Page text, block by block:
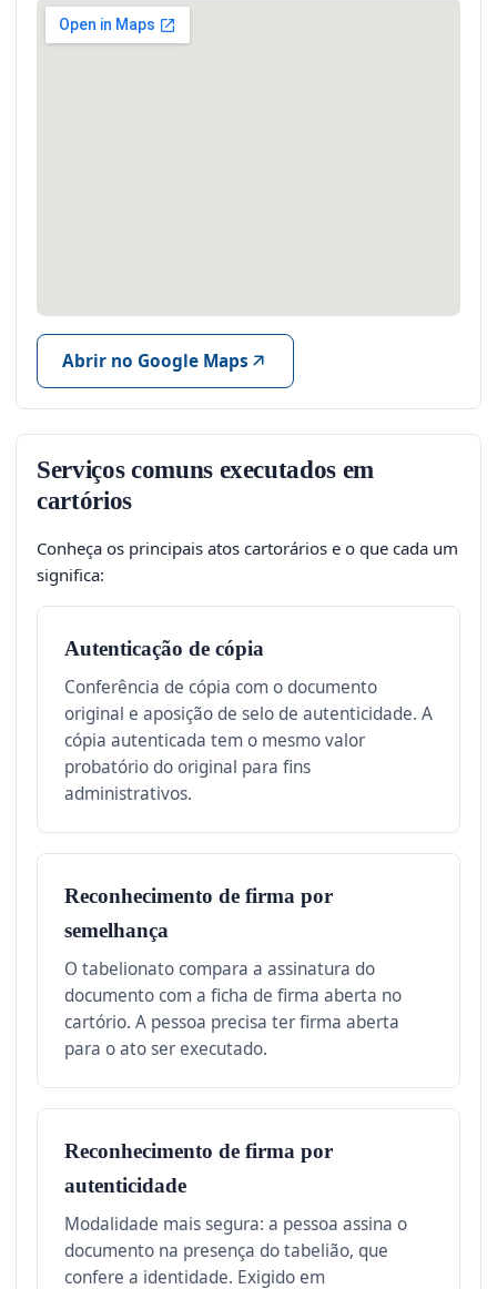
Abrir no Google Maps
Serviços comuns executados em
cartórios
Conheça os principais atos cartorários e o que cada um
significa:
Autenticação de cópia
Conferência de cópia com o documento
original e aposição de selo de autenticidade. A
cópia autenticada tem o mesmo valor
probatório do original para fins
administrativos.
Reconhecimento de firma por
semelhança
O tabelionato compara a assinatura do
documento com a ficha de firma aberta no
cartório. A pessoa precisa ter firma aberta
para o ato ser executado.
Reconhecimento de firma por
autenticidade
Modalidade mais segura: a pessoa assina o
documento na presença do tabelião, que
confere a identidade. Exigido em